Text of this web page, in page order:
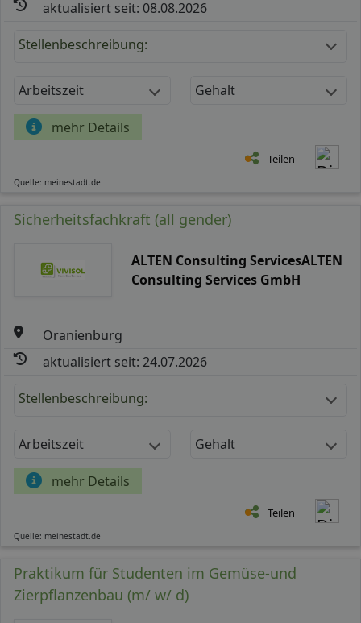
aktualisiert seit: 08.08.2026
Stellenbeschreibung:
Arbeitszeit Gehalt
mehr Details
Teilen
Quelle: meinestadt.de
Sicherheitsfachkraft (all gender)
ALTEN Consulting ServicesALTEN
Consulting Services GmbH
Oranienburg
aktualisiert seit: 24.07.2026
Stellenbeschreibung:
Arbeitszeit Gehalt
mehr Details
Teilen
Quelle: meinestadt.de
Praktikum für Studenten im Gemüse-und
Zierpflanzenbau (m/ w/ d)